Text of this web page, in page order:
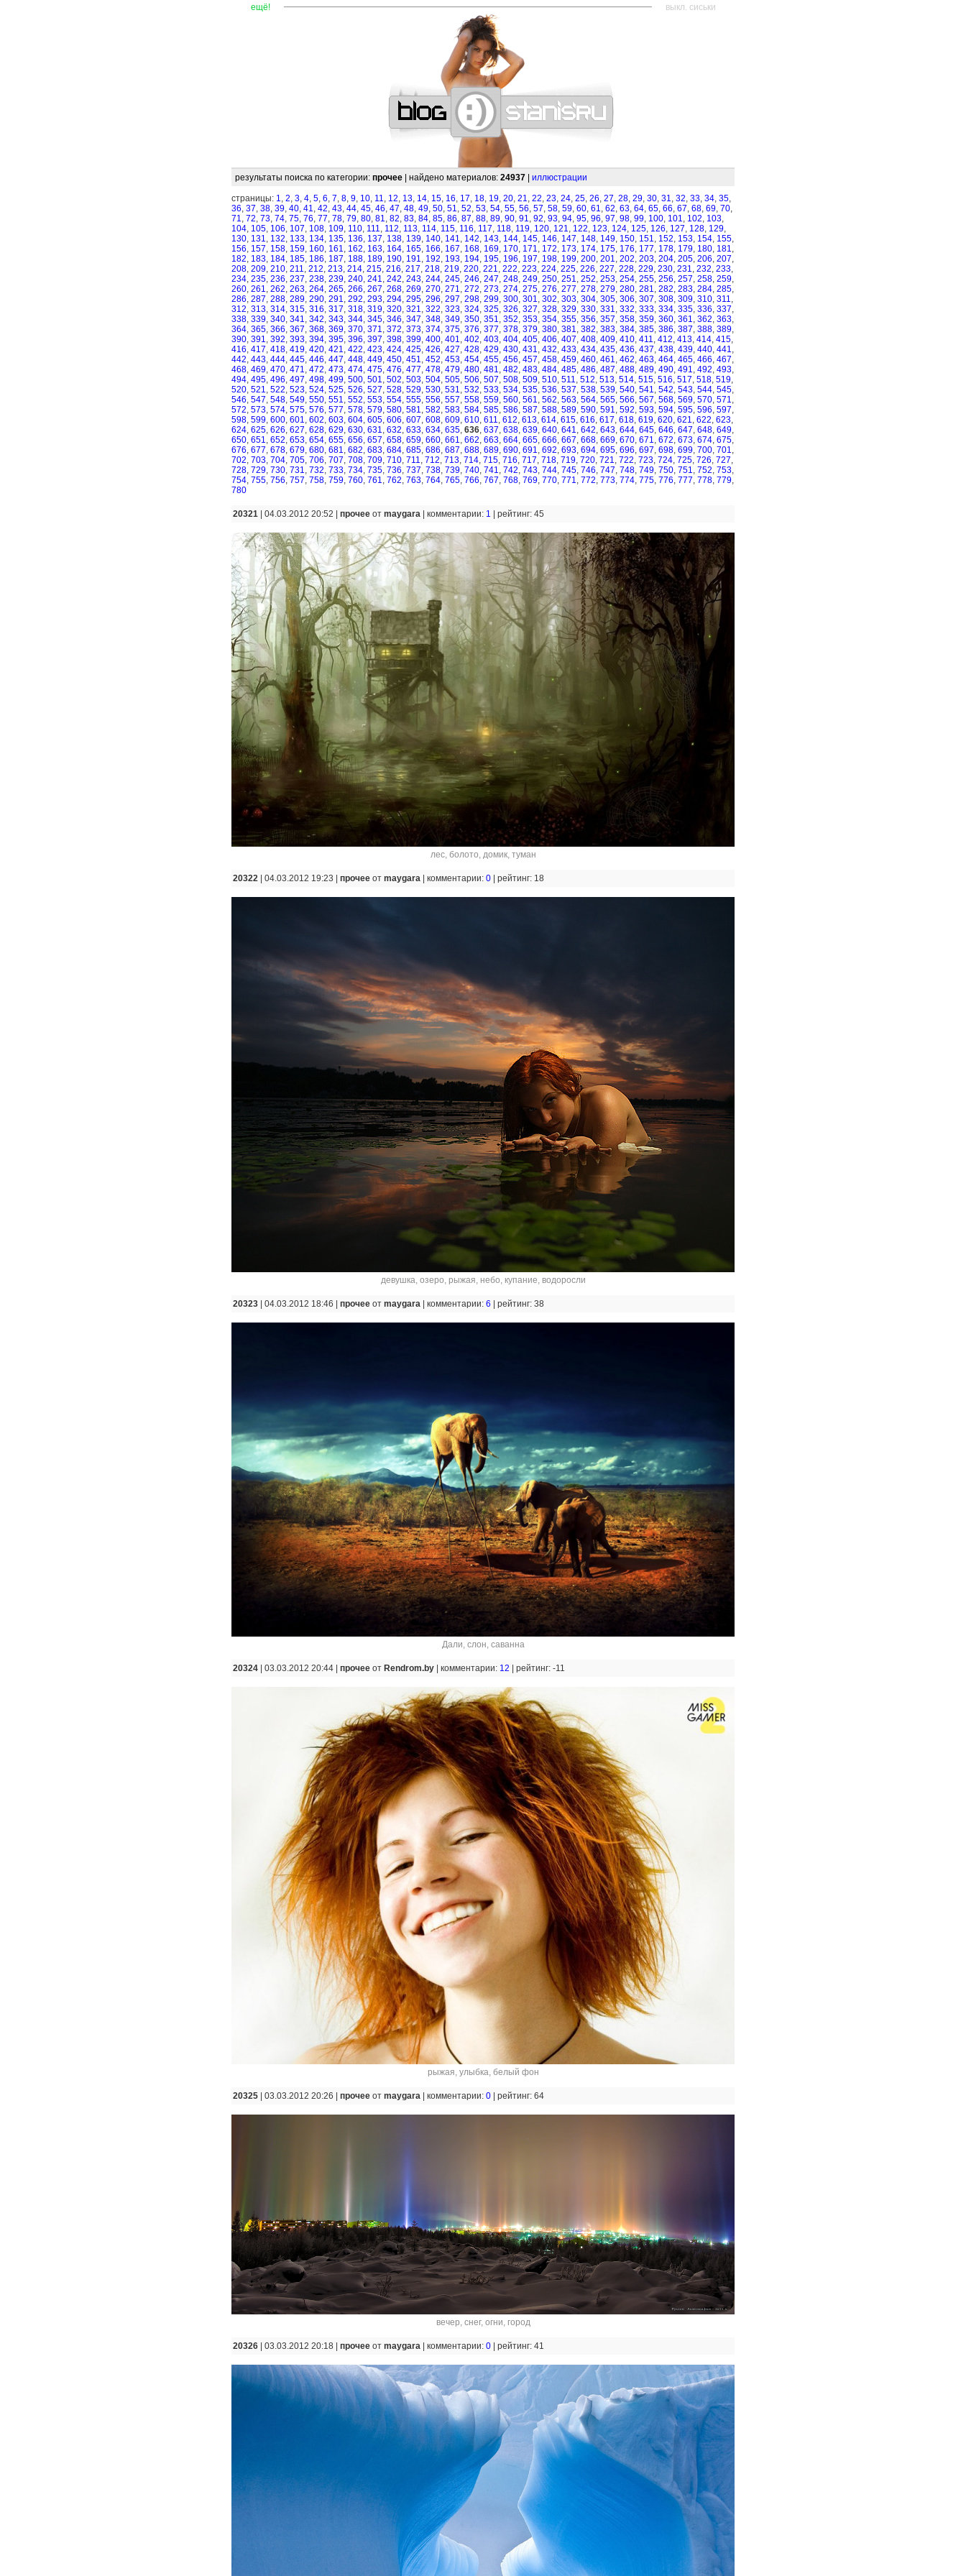
ещё! ———————————————————————————————— выкл. сиськи
результаты поиска по категории: прочее | найдено материалов: 24937 иллюстрации
страницы: 1, 2, 3, 4, 5, 6, 7, 8, 9, 10, 11, 12, 13, 14, 15, 16, 17, 18, 19, 20, 21, 22, 23, 24, 25, 26, 27, 28, 29, 30, 31, 32, 33, 34, 35,
36, 37, 38, 39, 40, 41, 42, 43, 44, 45, 46, 47, 48, 49, 50, 51, 52, 53, 54, 55, 56, 57, 58, 59, 60, 61, 62, 63, 64, 65, 66, 67, 68, 69, 70,
71, 72, 73, 74, 75, 76, 77, 78, 79, 80, 81, 82, 83, 84, 85, 86, 87, 88, 89, 90, 91, 92, 93, 94, 95, 96, 97, 98, 99, 100, 101, 102, 103,
104, 105, 106, 107, 108, 109, 110, 111, 112, 113, 114, 115, 116, 117, 118, 119, 120, 121, 122, 123, 124, 125, 126, 127, 128, 129,
130, 131, 132, 133, 134, 135, 136, 137, 138, 139, 140, 141, 142, 143, 144, 145, 146, 147, 148, 149, 150, 151, 152, 153, 154, 155,
156, 157, 158, 159, 160, 161, 162, 163, 164, 165, 166, 167, 168, 169, 170, 171, 172, 173, 174, 175, 176, 177, 178, 179, 180, 181,
182, 183, 184, 185, 186, 187, 188, 189, 190, 191, 192, 193, 194, 195, 196, 197, 198, 199, 200, 201, 202, 203, 204, 205, 206, 207,
208, 209, 210, 211, 212, 213, 214, 215, 216, 217, 218, 219, 220, 221, 222, 223, 224, 225, 226, 227, 228, 229, 230, 231, 232, 233,
234, 235, 236, 237, 238, 239, 240, 241, 242, 243, 244, 245, 246, 247, 248, 249, 250, 251, 252, 253, 254, 255, 256, 257, 258, 259,
260, 261, 262, 263, 264, 265, 266, 267, 268, 269, 270, 271, 272, 273, 274, 275, 276, 277, 278, 279, 280, 281, 282, 283, 284, 285,
286, 287, 288, 289, 290, 291, 292, 293, 294, 295, 296, 297, 298, 299, 300, 301, 302, 303, 304, 305, 306, 307, 308, 309, 310, 311,
312, 313, 314, 315, 316, 317, 318, 319, 320, 321, 322, 323, 324, 325, 326, 327, 328, 329, 330, 331, 332, 333, 334, 335, 336, 337,
338, 339, 340, 341, 342, 343, 344, 345, 346, 347, 348, 349, 350, 351, 352, 353, 354, 355, 356, 357, 358, 359, 360, 361, 362, 363,
364, 365, 366, 367, 368, 369, 370, 371, 372, 373, 374, 375, 376, 377, 378, 379, 380, 381, 382, 383, 384, 385, 386, 387, 388, 389,
390, 391, 392, 393, 394, 395, 396, 397, 398, 399, 400, 401, 402, 403, 404, 405, 406, 407, 408, 409, 410, 411, 412, 413, 414, 415,
416, 417, 418, 419, 420, 421, 422, 423, 424, 425, 426, 427, 428, 429, 430, 431, 432, 433, 434, 435, 436, 437, 438, 439, 440, 441,
442, 443, 444, 445, 446, 447, 448, 449, 450, 451, 452, 453, 454, 455, 456, 457, 458, 459, 460, 461, 462, 463, 464, 465, 466, 467,
468, 469, 470, 471, 472, 473, 474, 475, 476, 477, 478, 479, 480, 481, 482, 483, 484, 485, 486, 487, 488, 489, 490, 491, 492, 493,
494, 495, 496, 497, 498, 499, 500, 501, 502, 503, 504, 505, 506, 507, 508, 509, 510, 511, 512, 513, 514, 515, 516, 517, 518, 519,
520, 521, 522, 523, 524, 525, 526, 527, 528, 529, 530, 531, 532, 533, 534, 535, 536, 537, 538, 539, 540, 541, 542, 543, 544, 545,
546, 547, 548, 549, 550, 551, 552, 553, 554, 555, 556, 557, 558, 559, 560, 561, 562, 563, 564, 565, 566, 567, 568, 569, 570, 571,
572, 573, 574, 575, 576, 577, 578, 579, 580, 581, 582, 583, 584, 585, 586, 587, 588, 589, 590, 591, 592, 593, 594, 595, 596, 597,
598, 599, 600, 601, 602, 603, 604, 605, 606, 607, 608, 609, 610, 611, 612, 613, 614, 615, 616, 617, 618, 619, 620, 621, 622, 623,
624, 625, 626, 627, 628, 629, 630, 631, 632, 633, 634, 635, 636, 637, 638, 639, 640, 641, 642, 643, 644, 645, 646, 647, 648, 649,
650, 651, 652, 653, 654, 655, 656, 657, 658, 659, 660, 661, 662, 663, 664, 665, 666, 667, 668, 669, 670, 671, 672, 673, 674, 675,
676, 677, 678, 679, 680, 681, 682, 683, 684, 685, 686, 687, 688, 689, 690, 691, 692, 693, 694, 695, 696, 697, 698, 699, 700, 701,
702, 703, 704, 705, 706, 707, 708, 709, 710, 711, 712, 713, 714, 715, 716, 717, 718, 719, 720, 721, 722, 723, 724, 725, 726, 727,
728, 729, 730, 731, 732, 733, 734, 735, 736, 737, 738, 739, 740, 741, 742, 743, 744, 745, 746, 747, 748, 749, 750, 751, 752, 753,
754, 755, 756, 757, 758, 759, 760, 761, 762, 763, 764, 765, 766, 767, 768, 769, 770, 771, 772, 773, 774, 775, 776, 777, 778, 779,
780
20321 | 04.03.2012 20:52 | прочее от maygara комментарии: 1 рейтинг: 45
лес, болото, домик, туман
20322 | 04.03.2012 19:23 | прочее от maygara комментарии: 0 рейтинг: 18
девушка, озеро, рыжая, небо, купание, водоросли
20323 | 04.03.2012 18:46 | прочее от maygara комментарии: 6 рейтинг: 38
Дали, слон, саванна
20324 | 03.03.2012 20:44 | прочее от Rendrom.by комментарии: 12 рейтинг: -11
рыжая, улыбка, белый фон
20325 | 03.03.2012 20:26 | прочее от maygara комментарии: 0 рейтинг: 64
вечер, снег, огни, город
20326 | 03.03.2012 20:18 | прочее от maygara комментарии: 0 рейтинг: 41